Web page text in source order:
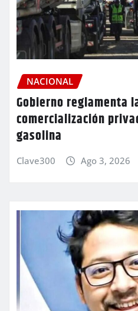
NACIONAL
Gobierno reglamenta
comercialización
gasolina
Clave300 Ago 3, 2026